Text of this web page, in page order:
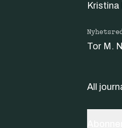
Tor M.
All